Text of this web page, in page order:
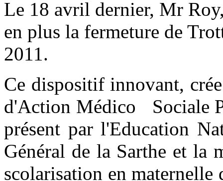
Le 18 avril dernier, Mr
en plus la fermeture de
2011.
Ce dispositif innovant,
d'Action Médico Sociale
présent par l'Education
Général de la Sarthe et la
scolarisation en